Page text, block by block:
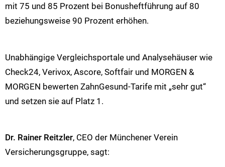
mit 75 und 85 Prozent bei Bonusheftführung auf 80
beziehungsweise 90 Prozent erhöhen.
Unabhängige Vergleichsportale und Analysehäuser wie
Check24, Verivox, Ascore, Softfair und MORGEN &
MORGEN bewerten ZahnGesund-Tarife mit „sehr gut“
und setzen sie auf Platz 1.
Dr. Rainer Reitzler, CEO der Münchener Verein
Versicherungsgruppe, sagt: